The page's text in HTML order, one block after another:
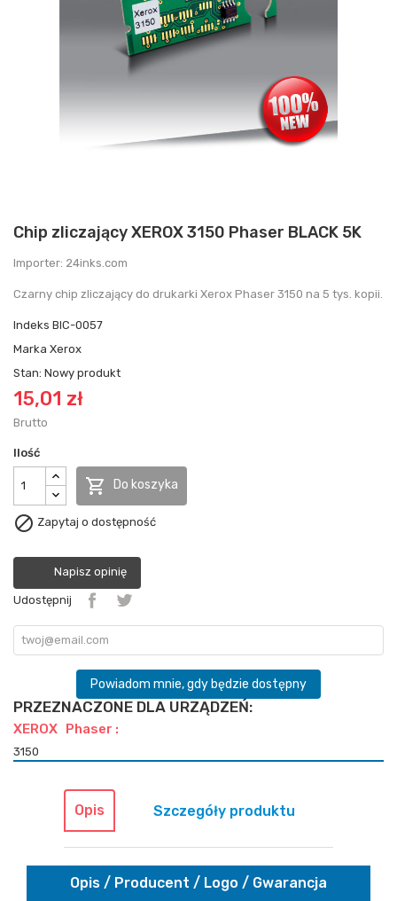
Chip zliczający XEROX 3150 Phaser BLACK 5K
Importer: 24inks.com
Czarny chip zliczający do drukarki Xerox Phaser 3150 na 5 tys. kopii.
Indeks BIC-0057
Marka Xerox
Stan: Nowy produkt
15,01 zł
Brutto
Ilość
 Do koszyka
 Zapytaj o dostępność
Napisz opinię
Udostępnij
Powiadom mnie, gdy będzie dostępny
PRZEZNACZONE DLA URZĄDZEŃ:
XEROX Phaser :
3150
Opis Szczegóły produktu
Opis / Producent / Logo / Gwarancja